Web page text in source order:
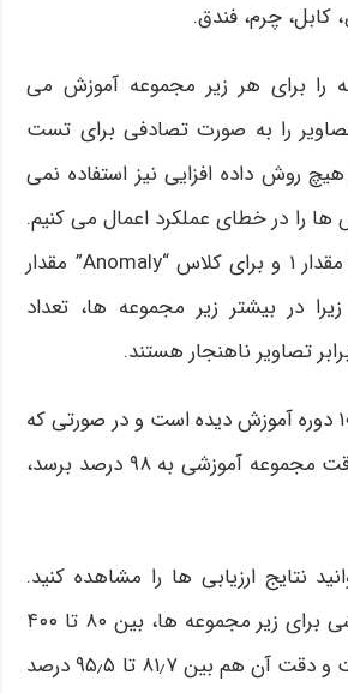
چرم، فندق.
را برای هر زیر مجموعه آموزش می
از تصاویر را به صورت تصادفی برای تست
روش داده افزایی نیز استفاده نمی
را در خطای عملکرد اعمال می کنیم.
برای کلاس “Good” مقدار ۱ و برای کلاس “Anomaly” مقدار
در بیشتر زیر مجموعه ها، تعداد
تصاویر ناهنجار هستند.
این مدل در حداکثر ۱۰ دوره آموزش دیده است و در صورتی که
به میزان صحت و دقت مجموعه آموزشی به ۹۸ درصد برسد،
نتایج ارزیابی ها را مشاهده کنید.
اندازه مجموعه آموزشی برای زیر مجموعه ها، بین ۸۰ تا ۴۰۰
تصویر و میزان صحت و دقت آن هم بین ۸۱٫۷ تا ۹۵٫۵ درصد